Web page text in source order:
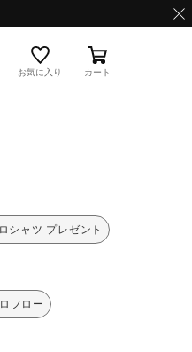
13.2
お気に入り カート
シャツ プレゼント
フロー